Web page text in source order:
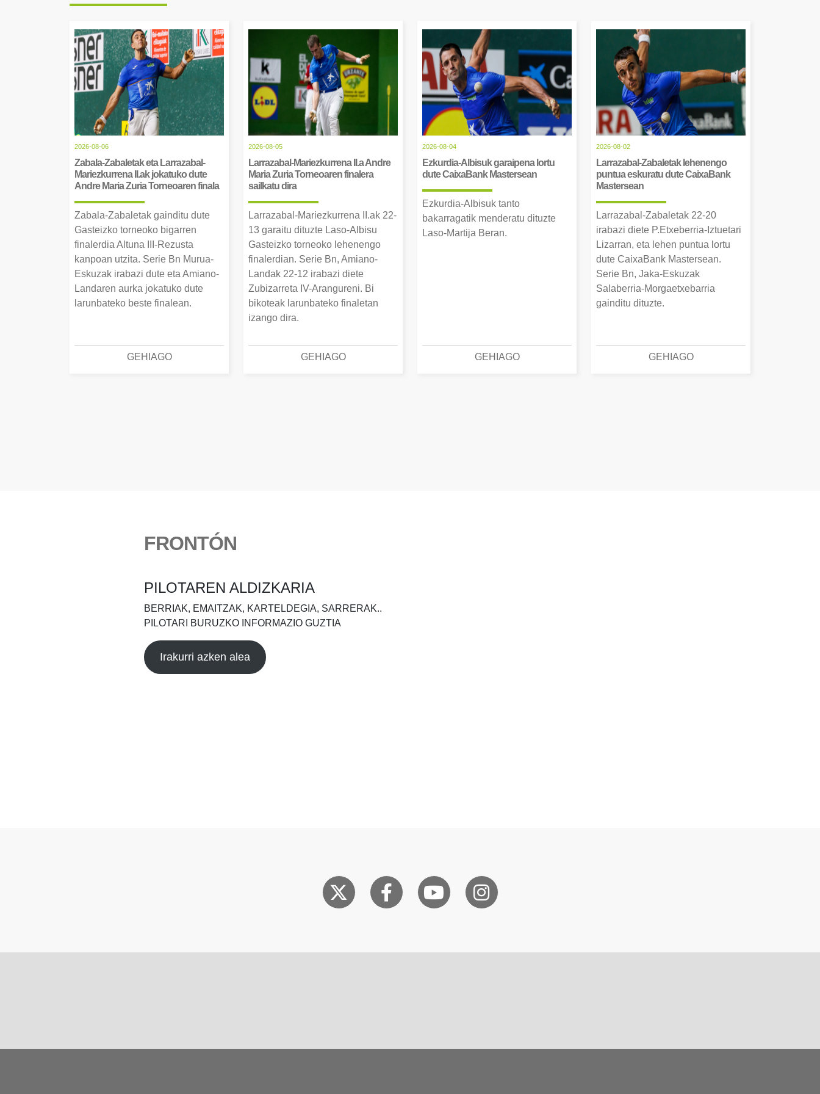
2026-08-06
Zabala-Zabaletak eta Larrazabal-
Mariezkurrena II.ak jokatuko dute
Andre Maria Zuria Torneoaren finala
Zabala-Zabaletak gainditu dute
Gasteizko torneoko bigarren
finalerdia Altuna III-Rezusta
kanpoan utzita. Serie Bn Murua-
Eskuzak irabazi dute eta Amiano-
Landaren aurka jokatuko dute
larunbateko beste finalean.
GEHIAGO
2026-08-05
Larrazabal-Mariezkurrena II.a Andre
Maria Zuria Torneoaren finalera
sailkatu dira
Larrazabal-Mariezkurrena II.ak 22-
13 garaitu dituzte Laso-Albisu
Gasteizko torneoko lehenengo
finalerdian. Serie Bn, Amiano-
Landak 22-12 irabazi diete
Zubizarreta IV-Arangureni. Bi
bikoteak larunbateko finaletan
izango dira.
GEHIAGO
2026-08-04
Ezkurdia-Albisuk garaipena lortu
dute CaixaBank Mastersean
Ezkurdia-Albisuk tanto
bakarragatik menderatu dituzte
Laso-Martija Beran.
GEHIAGO
2026-08-02
Larrazabal-Zabaletak lehenengo
puntua eskuratu dute CaixaBank
Mastersean
Larrazabal-Zabaletak 22-20
irabazi diete P.Etxeberria-Iztuetari
Lizarran, eta lehen puntua lortu
dute CaixaBank Mastersean.
Serie Bn, Jaka-Eskuzak
Salaberria-Morgaetxebarria
gainditu dituzte.
GEHIAGO
FRONTÓN
PILOTAREN ALDIZKARIA
BERRIAK, EMAITZAK, KARTELDEGIA, SARRERAK..
PILOTARI BURUZKO INFORMAZIO GUZTIA
Irakurri azken alea